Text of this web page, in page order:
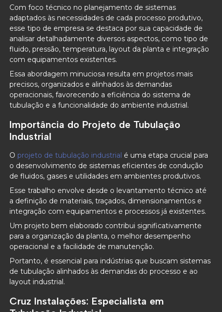
Com foco técnico no planejamento de sistemas
adaptados às necessidades de cada processo produtivo,
esse tipo de empresa se destaca por sua capacidade de
analisar detalhadamente diversos aspectos, como tipo de
fluido, pressão, temperatura, layout da planta e integração
com equipamentos existentes.
Essa abordagem minuciosa resulta em projetos mais
precisos, organizados e alinhados às demandas
operacionais, favorecendo a eficiência do sistema de
tubulação e a funcionalidade do ambiente industrial.
Importância do Projeto de Tubulação
Industrial
O projeto de tubulação industrial é uma etapa crucial para
o desenvolvimento de sistemas eficientes de condução
de fluidos, gases e utilidades em ambientes produtivos.
Esse trabalho envolve desde o levantamento técnico até
a definição de materiais, traçados, dimensionamentos e
integração com equipamentos e processos já existentes.
Um projeto bem elaborado contribui significativamente
para a organização da planta, o melhor desempenho
operacional e a facilidade de manutenção.
Portanto, é essencial para indústrias que buscam sistemas
de tubulação alinhados às demandas do processo e ao
layout industrial.
Cruz Instalações: Especialista em